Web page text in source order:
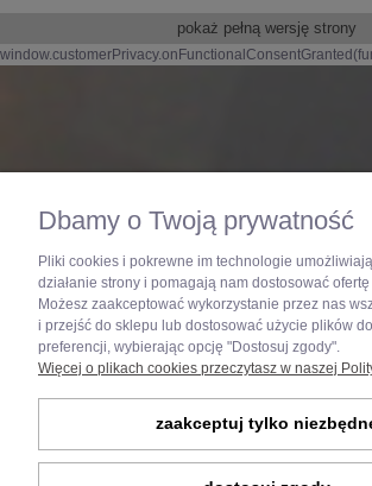
pokaż pełną wersję strony
Dla
Najnowsze technologie na
sprawdź "Donice KAMA
sprawdzam
Dbamy o Twoją prywatność
Pliki cookies i pokrewne im technologie
działanie strony i pomagają nam dostosować
Możesz zaakceptować wykorzystanie przez nas
i przejść do sklepu lub dostosować użycie plików
preferencji, wybierając opcję "Dostosuj zgody".
Więcej o plikach cookies przeczytasz w naszej
zaakceptuj tylko